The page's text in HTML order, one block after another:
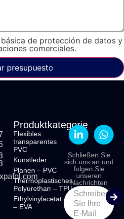
de protección de datos y
comerciales.
presupuesto
Produktkategorie
Flexibles
transparentes
PVC
Kunstleder
Planen – PVC
Thermoplastisches
Polyurethan – TPU
Ethylvinylacetat
– EVA
Schließen Sie
sich uns an und
folgen Sie
unseren
Nachrichten
Schreiben
Sie Ihre
E-Mail